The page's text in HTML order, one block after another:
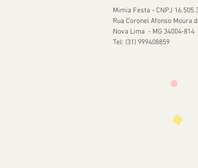
Mimia Festa - CNPJ
Rua Coronel Afonso Moura
Nova Lima - MG 34004-814
Tel: (31) 999408859